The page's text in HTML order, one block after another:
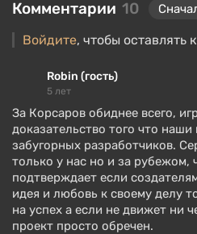
Комментарии 10
Войдите, чтобы оставлять
Robin (гость)
5 лет
За Корсаров обиднее всего,
доказательство того что
забугорных разработчиков.
только у нас но и за рубежом,
подтверждает если
идея и любовь к своему делу
на успех а если не движет ни
проект просто обречен.